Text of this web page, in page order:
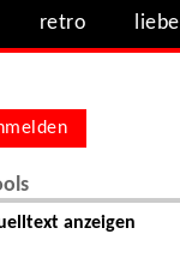
retro liebe
anzeigen